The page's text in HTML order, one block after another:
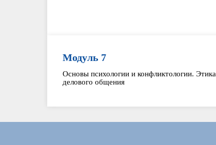
Модуль 7
Основы психологии и конфликтологии. Этика
делового общения